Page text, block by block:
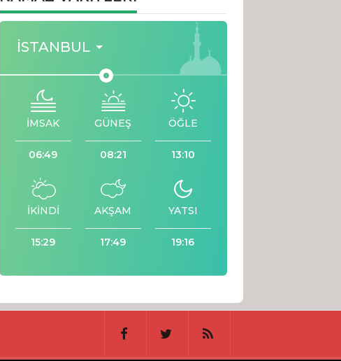
İSTANBUL
İMSAK
06:49
GÜNEŞ
08:21
ÖĞLE
13:10
İKİNDİ
15:29
AKŞAM
17:49
YATSI
19:16